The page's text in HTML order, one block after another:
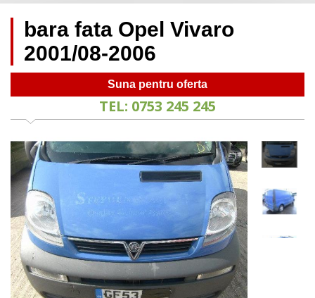
bara fata Opel Vivaro
2001/08-2006
Suna pentru oferta
TEL: 0753 245 245